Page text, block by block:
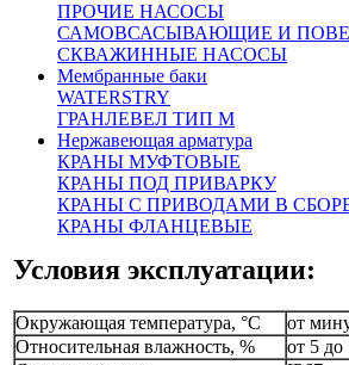
ПРОЧИЕ НАСОСЫ
САМОВСАСЫВАЮЩИЕ И
СКВАЖИННЫЕ НАСОСЫ
Мембранные баки
WATERSTRY
ГРАНЛЕВЕЛ ТИП М
Нержавеющая арматура
КРАНЫ МУФТОВЫЕ
КРАНЫ ПОД ПРИВАРКУ
КРАНЫ С ПРИВОДАМИ В
КРАНЫ ФЛАНЦЕВЫЕ
Скорость управления, мм/
Время закрытия, с
94
Усилие на штоке, кН
Режим работы
Напряжение питания
(управляющее)
Мощность потребляемая, Вт
60
Масса, кг
22
Условия эксплуатации:
Окружающая температура, °С
от
Относительная влажность, %
от 5 до